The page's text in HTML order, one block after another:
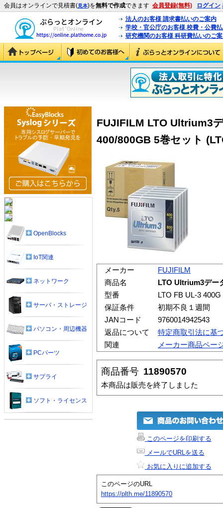
会員はオンラインで見積書(見本)を無料で作成できます 会員登録(無料) ログイン
法人のお客様 請求書払いのご案内
学校・官公庁のお客様 校費・公費
研究機関のお客様 科研費払いのご
FUJIFILM LTO Ultrium3
400/800GB 5巻セット
メーカー
FUJIFILM
商品名
LTO Ultrium3デー
型番
LTO FB UL-3
保証条件
初期不良１週間
JANコード
9760014942543
返品について
特定商取引法に基
関連
メーカー商品ペー
商品番号 11890570
本商品は販売を終了しました
このページを印刷する
メールでURLを送る
お気に入りに追加する
このページのURL
https://plth.me/11890570
OpenBlocks
IoT関連
ネットワーク
サーバ・ストレージ
パソコン・周辺機器
PCパーツ
サプライ
ソフト・ライセンス